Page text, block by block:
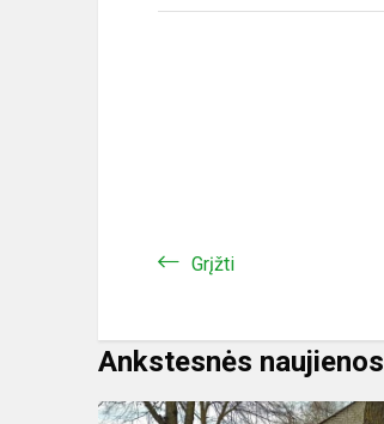
Grįžti
Ankstesnės naujienos